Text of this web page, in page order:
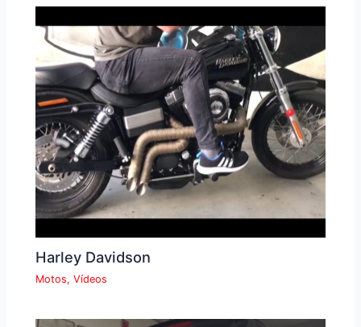
Harley Davidson
Motos,Vídeos